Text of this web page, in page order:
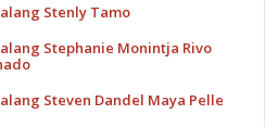
Stenly Tamo
Stephanie Monintja Rivo
Steven Dandel Maya Pelle